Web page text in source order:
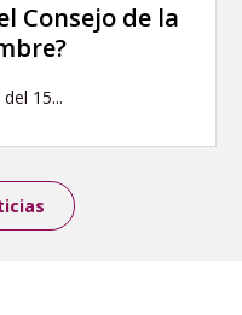
Consejo de la
15...